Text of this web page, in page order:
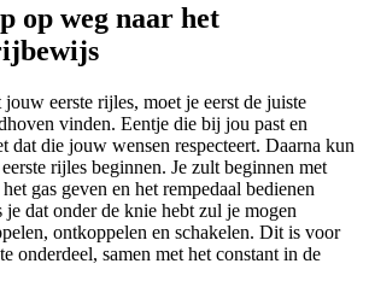
op weg naar het
eerste rijles, moet je eerst de juiste
vinden. Eentje die bij jou past en
dat die jouw wensen respecteert. Daarna kun
rijles beginnen. Je zult beginnen met
gas geven en het rempedaal bedienen
je dat onder de knie hebt zul je mogen
ontkoppelen en schakelen. Dit is voor
onderdeel, samen met het constant in de